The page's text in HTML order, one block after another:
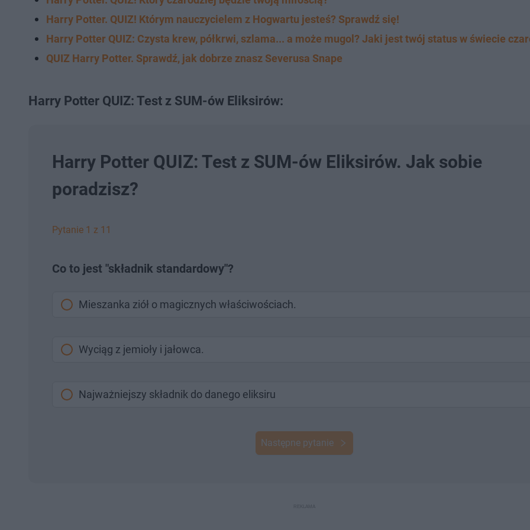
Harry Potter. QUIZ! Którym nauczycielem z Hogwartu jesteś? Sprawdź się!
Harry Potter QUIZ: Czysta krew, półkrwi, szlama... a może mugol? Jaki jest twój status w świecie
QUIZ Harry Potter. Sprawdź, jak dobrze znasz Severusa Snape
Harry Potter QUIZ: Test z SUM-ów Eliksirów:
Harry Potter QUIZ: Test z SUM-ów Eliksirów. Jak sobie
poradzisz?
Pytanie 1 z 11
Co to jest "składnik standardowy"?
Mieszanka ziół o magicznych właściwościach.
Wyciąg z jemioły i jałowca.
Najważniejszy składnik do danego eliksiru
Następne pytanie